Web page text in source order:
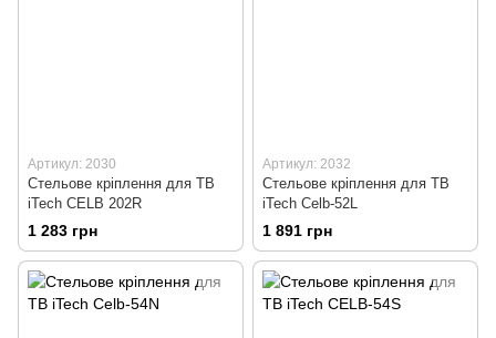
Артикул: 2030
Стельове кріплення для ТВ
iTech CELB 202R
1 283 грн
Артикул: 2032
Стельове кріплення для ТВ
iTech Celb-52L
1 891 грн